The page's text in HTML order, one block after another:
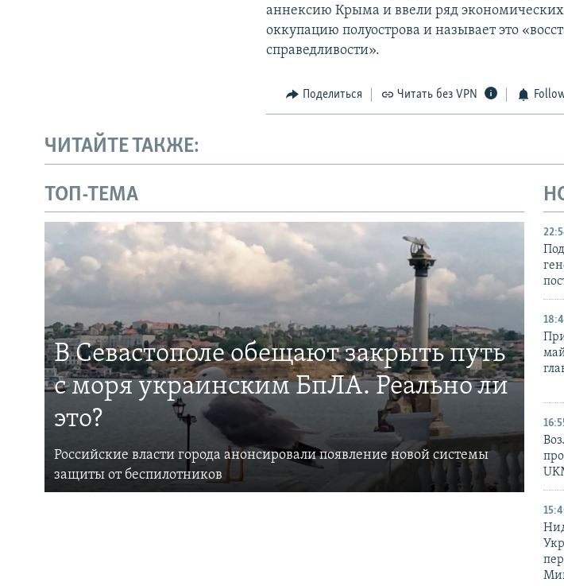
аннексию Крыма и ввели ряд экономических
оккупацию полуострова и называет это
справедливости».
Поделиться Читать без VPN
ЧИТАЙТЕ ТАКЖЕ:
ТОП-ТЕМА
В Севастополе обещают закрыть путь
с моря украинским БпЛА. Реально ли
это?
Российские власти города анонсировали появление новой системы
защиты от беспилотников